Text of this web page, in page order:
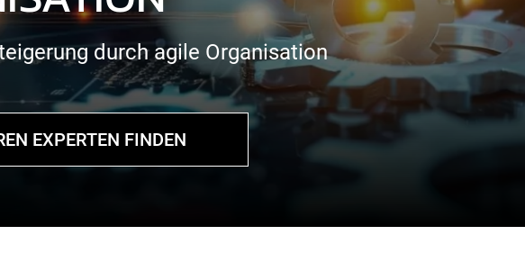
durch agile Organisation
EXPERTEN FINDEN